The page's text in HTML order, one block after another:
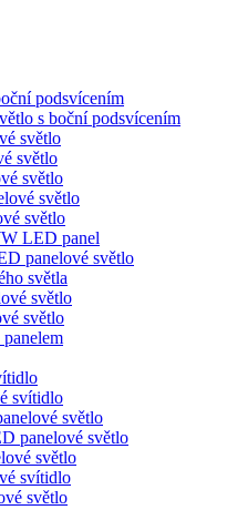
podsvícením
s boční podsvícením
světlo
světlo
světlo
světlo
světlo
LED panel
panelové světlo
světla
světlo
světlo
svítidlo
světlo
panelové světlo
světlo
svítidlo
světlo